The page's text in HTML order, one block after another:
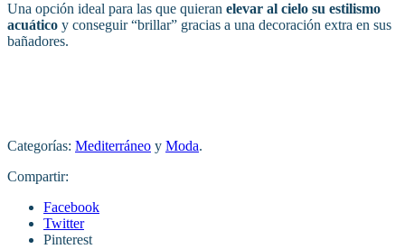
Una opción ideal para las que quieran elevar al cielo su estilismo
acuático y conseguir “brillar” gracias a una decoración extra en sus
bañadores.
Categorías: Mediterráneo y Moda.
Compartir:
Facebook
Twitter
Pinterest